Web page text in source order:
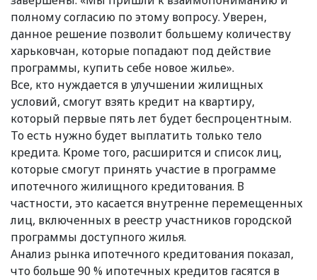
полному согласию по этому вопросу. Уверен,
данное решение позволит большему количеству
харьковчан, которые попадают под действие
программы, купить себе новое жилье».
Все, кто нуждается в улучшении жилищных
условий, смогут взять кредит на квартиру,
который первые пять лет будет беспроцентным.
То есть нужно будет выплатить только тело
кредита. Кроме того, расширится и список лиц,
которые смогут принять участие в программе
ипотечного жилищного кредитования. В
частности, это касается внутренне перемещенных
лиц, включенных в реестр участников городской
программы доступного жилья.
Анализ рынка ипотечного кредитования показал,
что больше 90 % ипотечных кредитов гасятся в